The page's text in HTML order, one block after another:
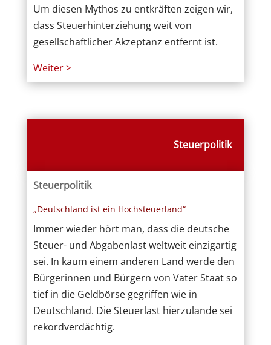
Um diesen Mythos zu entkräften zeigen wir,
dass Steuerhinterziehung weit von
gesellschaftlicher Akzeptanz entfernt ist.
Weiter >
Steuerpolitik
Steuerpolitik
„Deutschland ist ein Hochsteuerland“
Immer wieder hört man, dass die deutsche
Steuer- und Abgabenlast weltweit einzigartig
sei. In kaum einem anderen Land werde den
Bürgerinnen und Bürgern von Vater Staat so
tief in die Geldbörse gegriffen wie in
Deutschland. Die Steuerlast hierzulande sei
rekordverdächtig.